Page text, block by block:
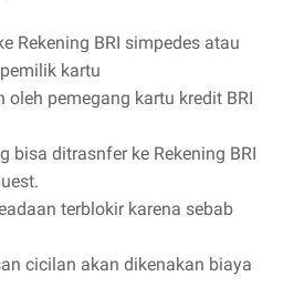
Rekening BRI simpedes atau
kartu
oleh pemegang kartu kredit BRI
bisa ditrasnfer ke Rekening BRI
terblokir karena sebab
cicilan akan dikenakan biaya